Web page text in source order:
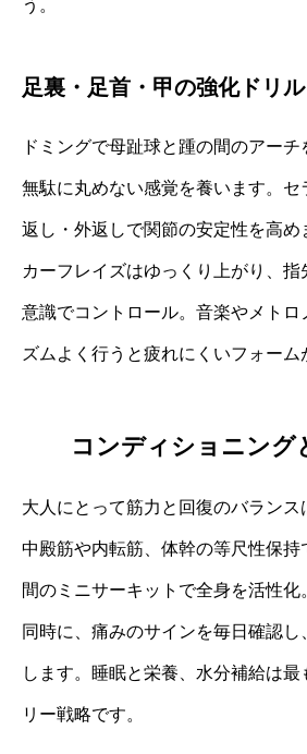
う。
足裏・足首・甲の強化ドリル
ドミングで母趾球と踵の間のアー
無駄に丸めない感覚を養います。セ
返し・外返しで関節の安定性を高め
カーフレイズはゆっくり上がり、指
意識でコントロール。音楽やメトロ
ズムよく行うと疲れにくいフォーム
コンディショニング
大人にとって筋力と回復のバランス
中殿筋や内転筋、体幹の等尺性保持
間のミニサーキットで全身を活性化
同時に、痛みのサインを毎日確認
します。睡眠と栄養、水分補給は
リー戦略です。